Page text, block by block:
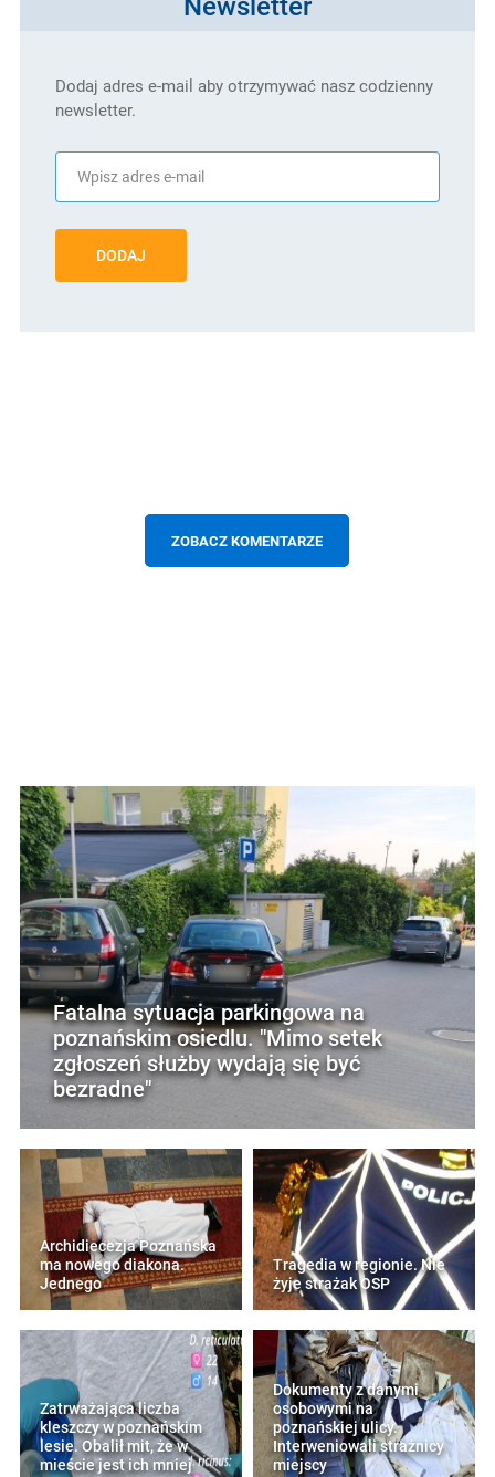
Dodaj adres e-mail aby otrzymywać nasz codzienny
newsletter.
DODAJ
ZOBACZ KOMENTARZE
Fatalna sytuacja parkingowa na
poznańskim osiedlu. "Mimo setek
zgłoszeń służby wydają się być
bezradne"
Archidiecezja Poznańska
ma nowego diakona.
Jednego
Tragedia w regionie. Nie
żyje strażak OSP
Zatrważająca liczba
kleszczy w poznańskim
lesie. Obalił mit, że w
mieście jest ich mniej
Dokumenty z danymi
osobowymi na
poznańskiej ulicy.
Interweniowali strażnicy
miejscy